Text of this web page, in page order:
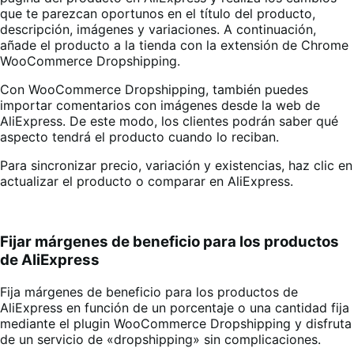
que te parezcan oportunos en el título del producto,
descripción, imágenes y variaciones. A continuación,
añade el producto a la tienda con la extensión de Chrome
WooCommerce Dropshipping.
Con WooCommerce Dropshipping, también puedes
importar comentarios con imágenes desde la web de
AliExpress. De este modo, los clientes podrán saber qué
aspecto tendrá el producto cuando lo reciban.
Para sincronizar precio, variación y existencias, haz clic en
actualizar el producto o comparar en AliExpress.
Fijar márgenes de beneficio para los productos
de AliExpress
Fija márgenes de beneficio para los productos de
AliExpress en función de un porcentaje o una cantidad fija
mediante el plugin WooCommerce Dropshipping y disfruta
de un servicio de «dropshipping» sin complicaciones.